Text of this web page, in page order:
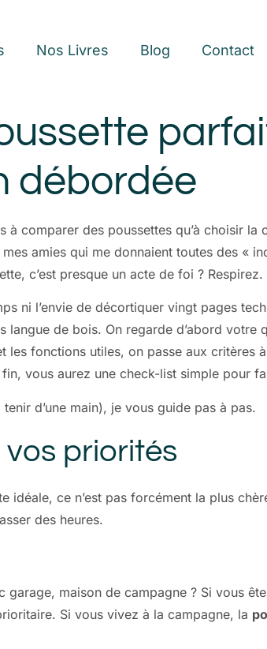
Nos Livres Blog Contact
débordée
à comparer des poussettes qu’à choisir
amies qui me donnaient toutes des «
c’est presque un acte de foi ? Respirez.
ni l’envie de décortiquer vingt pages
langue de bois. On regarde d’abord votre
les fonctions utiles, on passe aux critères
vous aurez une check-list simple pour
d’une main), je vous guide pas à pas.
vos priorités
ce n’est pas forcément la plus
des heures.
garage, maison de campagne ? Si vous
Si vous vivez à la campagne, la